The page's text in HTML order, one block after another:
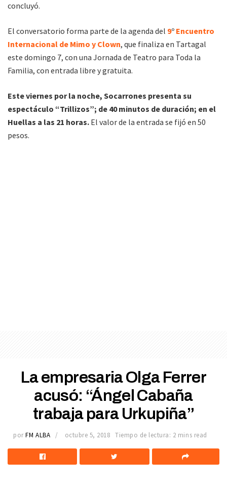
concluyó.
El conversatorio forma parte de la agenda del 9º Encuentro
Internacional de Mimo y Clown, que finaliza en Tartagal
este domingo 7, con una Jornada de Teatro para Toda la
Familia, con entrada libre y gratuita.
Este viernes por la noche, Socarrones presenta su
espectáculo “Trillizos”; de 40 minutos de duración; en el
Huellas a las 21 horas. El valor de la entrada se fijó en 50
pesos.
La empresaria Olga Ferrer
acusó: “Ángel Cabaña
trabaja para Urkupiña”
por FM ALBA octubre 5, 2018 Tiempo de lectura: 2 mins read